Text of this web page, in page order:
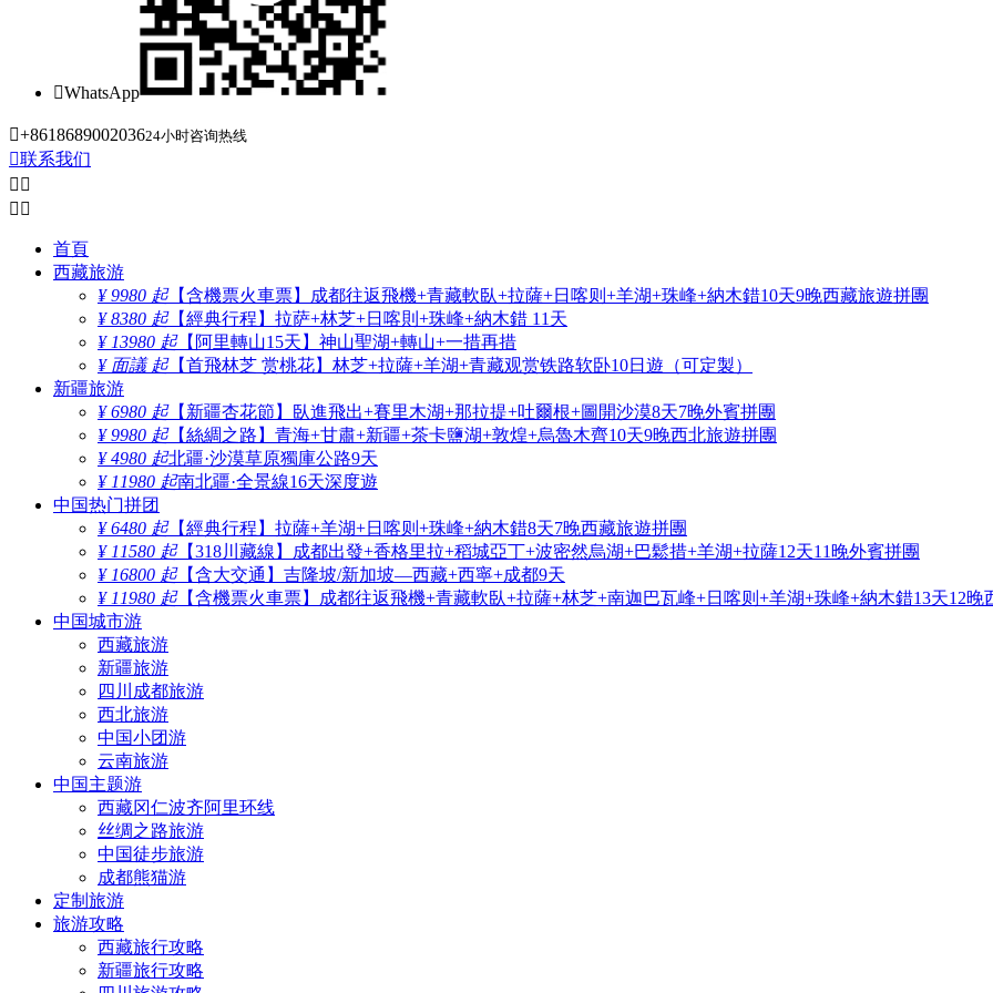
WhatsApp
+861868900203624小时咨询热线
联系我们
 
 
首頁
西藏旅游
¥ 9980 起【含機票火車票】成都往返飛機+青藏軟臥+拉薩+日喀则+羊湖+珠峰+納木錯10天9晚西藏旅遊拼團
¥ 8380 起【經典行程】拉萨+林芝+日喀則+珠峰+納木錯 11天
¥ 13980 起【阿里轉山15天】神山聖湖+轉山+一措再措
¥ 面議 起【首飛林芝 赏桃花】林芝+拉薩+羊湖+青藏观赏铁路软卧10日遊（可定製）
新疆旅游
¥ 6980 起【新疆杏花節】臥進飛出+賽里木湖+那拉提+吐爾根+圖開沙漠8天7晚外賓拼團
¥ 9980 起【絲綢之路】青海+甘肅+新疆+茶卡鹽湖+敦煌+烏魯木齊10天9晚西北旅遊拼團
¥ 4980 起北疆·沙漠草原獨庫公路9天
¥ 11980 起南北疆·全景線16天深度遊
中国热门拼团
¥ 6480 起【經典行程】拉薩+羊湖+日喀则+珠峰+納木錯8天7晚西藏旅遊拼團
¥ 11580 起【318川藏線】成都出發+香格里拉+稻城亞丁+波密然烏湖+巴鬆措+羊湖+拉薩12天11晚外賓拼團
¥ 16800 起【含大交通】吉隆坡/新加坡—西藏+西寧+成都9天
¥ 11980 起【含機票火車票】成都往返飛機+青藏軟臥+拉薩+林芝+南迦巴瓦峰+日喀则+羊湖+珠峰+納木錯13天12晚
中国城市游
西藏旅游
新疆旅游
四川成都旅游
西北旅游
中国小团游
云南旅游
中国主题游
西藏冈仁波齐阿里环线
丝绸之路旅游
中国徒步旅游
成都熊猫游
定制旅游
旅游攻略
西藏旅行攻略
新疆旅行攻略